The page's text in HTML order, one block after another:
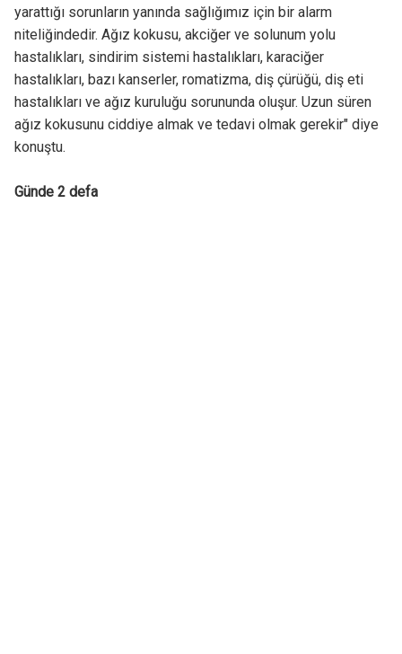
yarattığı sorunların yanında sağlığımız için bir alarm
niteliğindedir. Ağız kokusu, akciğer ve solunum yolu
hastalıkları, sindirim sistemi hastalıkları, karaciğer
hastalıkları, bazı kanserler, romatizma, diş çürüğü, diş eti
hastalıkları ve ağız kuruluğu sorununda oluşur. Uzun süren
ağız kokusunu ciddiye almak ve tedavi olmak gerekir" diye
konuştu.
Günde 2 defa